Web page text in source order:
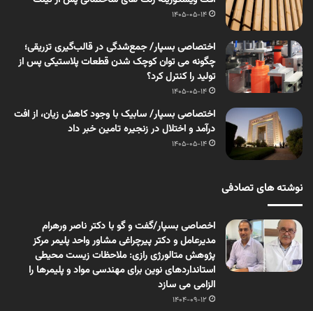
1405-05-14
اختصاصی بسپار/ جمع‌شدگی در قالب‌گیری تزریقی؛
چگونه می توان کوچک شدن قطعات پلاستیکی پس از
تولید را کنترل کرد؟
1405-05-14
اختصاصی بسپار/ سابیک با وجود کاهش زیان، از افت
درآمد و اختلال در زنجیره تامین خبر داد
1405-05-14
نوشته های تصادفی
اخصاصی بسپار/گفت و گو با دکتر ناصر ورهرام
مدیرعامل و دکتر پیرچراغی مشاور واحد پلیمر مرکز
پژوهش متالورژی رازی: ملاحظات زیست محیطی
استانداردهای نوین برای مهندسی مواد و پلیمرها را
الزامی می سازد
1404-09-12